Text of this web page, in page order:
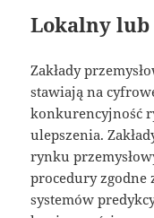
Lokalny
Zakłady
stawiają na
konkurencyjność
ulepszenia.
rynku
procedury
systemów